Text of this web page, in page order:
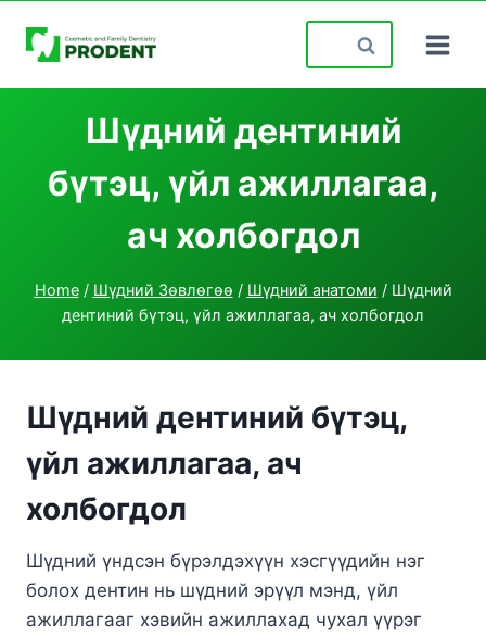
Search
for:
Шүдний дентиний
бүтэц, үйл ажиллагаа,
ач холбогдол
Home / Шүдний Зөвлөгөө / Шүдний анатоми / Шүдний
дентиний бүтэц, үйл ажиллагаа, ач холбогдол
Шүдний дентиний бүтэц,
үйл ажиллагаа, ач
холбогдол
Шүдний үндсэн бүрэлдэхүүн хэсгүүдийн нэг
болох дентин нь шүдний эрүүл мэнд, үйл
ажиллагааг хэвийн ажиллахад чухал үүрэг